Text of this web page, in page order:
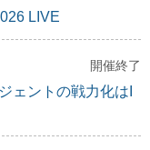
LIVE
開催終了
ェントの戦力化はI